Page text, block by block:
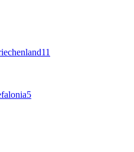
11
5